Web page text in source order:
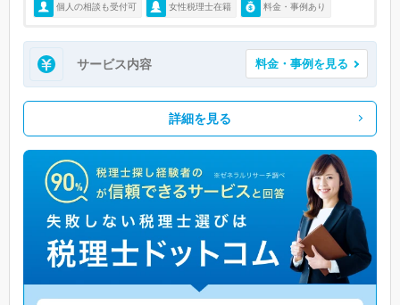
個人の相談も受付可 女性税理士在籍 料金・事例あり
サービス内容 料金・事例を見る
詳細を見る